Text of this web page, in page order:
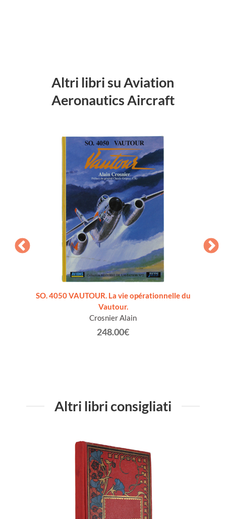
Altri libri su Aviation
Aeronautics Aircraft
SO. 4050 VAUTOUR. La vie opérationnelle du
Vautour.
Crosnier Alain
248.00€
Altri libri consigliati